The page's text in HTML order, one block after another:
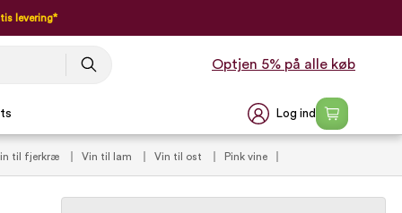
levering*
Optjen 5% på alle køb
Log ind
til fjerkræ Vin til lam Vin til ost
Pink vine